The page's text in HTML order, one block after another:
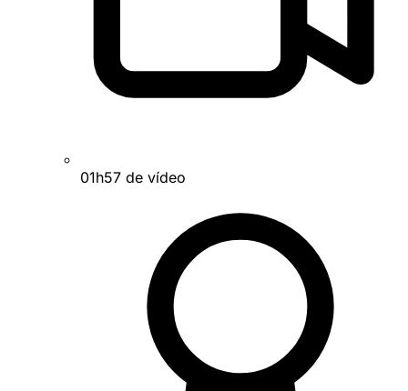
01h57 de vídeo